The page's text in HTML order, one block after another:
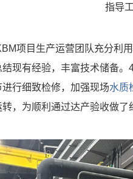
指导
项目生产运营团队充分利
现有经验，丰富技术储备
行细致检修，加强现场水质
，为顺利通过达产验收做了